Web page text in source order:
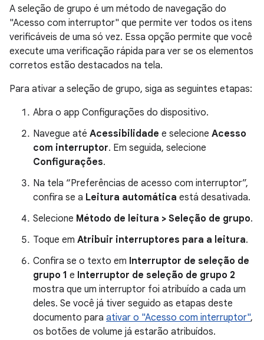
A seleção de grupo é um método de navegação do
"Acesso com interruptor" que permite ver todos os itens
verificáveis de uma só vez. Essa opção permite que você
execute uma verificação rápida para ver se os elementos
corretos estão destacados na tela.
Para ativar a seleção de grupo, siga as seguintes etapas:
Abra o app Configurações do dispositivo.
Navegue até Acessibilidade e selecione Acesso
com interruptor. Em seguida, selecione
Configurações.
Na tela “Preferências de acesso com interruptor”,
confira se a Leitura automática está desativada.
Selecione Método de leitura > Seleção de grupo.
Toque em Atribuir interruptores para a leitura.
Confira se o texto em Interruptor de seleção de
grupo 1 e Interruptor de seleção de grupo 2
mostra que um interruptor foi atribuído a cada um
deles. Se você já tiver seguido as etapas deste
documento para ativar o "Acesso com interruptor",
os botões de volume já estarão atribuídos.